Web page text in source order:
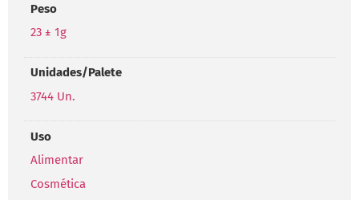
Peso
23 ± 1g
Unidades/Palete
3744 Un.
Uso
Alimentar
Cosmética